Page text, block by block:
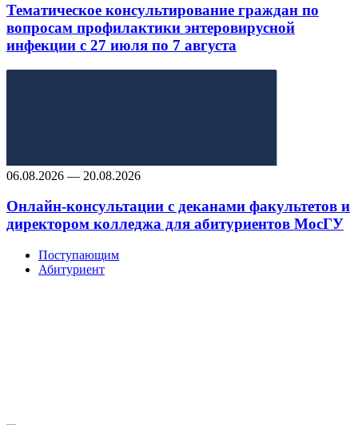
Тематическое консультирование граждан по
вопросам профилактики энтеровирусной
инфекции с 27 июля по 7 августа
06.08.2026 — 20.08.2026
Онлайн-консультации с деканами факультетов и
директором колледжа для абитуриентов МосГУ
Поступающим
Абитуриент